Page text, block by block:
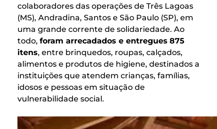
colaboradores das operações de Três Lagoas
(MS), Andradina, Santos e São Paulo (SP), em
uma grande corrente de solidariedade. Ao
todo, foram arrecadados e entregues 875
itens, entre brinquedos, roupas, calçados,
alimentos e produtos de higiene, destinados a
instituições que atendem crianças, famílias,
idosos e pessoas em situação de
vulnerabilidade social.